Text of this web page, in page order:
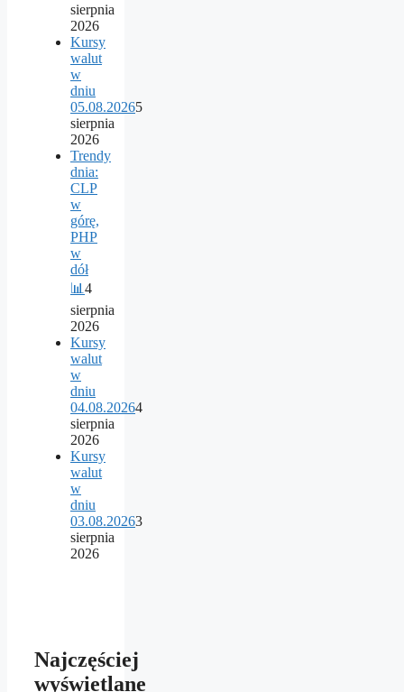
sierpnia
2026
Kursy
walut
w
dniu
05.08.20265
sierpnia
2026
Trendy
dnia:
CLP
w
górę,
PHP
w
dół
📊 4
sierpnia
2026
Kursy
walut
w
dniu
04.08.20264
sierpnia
2026
Kursy
walut
w
dniu
03.08.20263
sierpnia
2026
Najczęściej
wyświetlane